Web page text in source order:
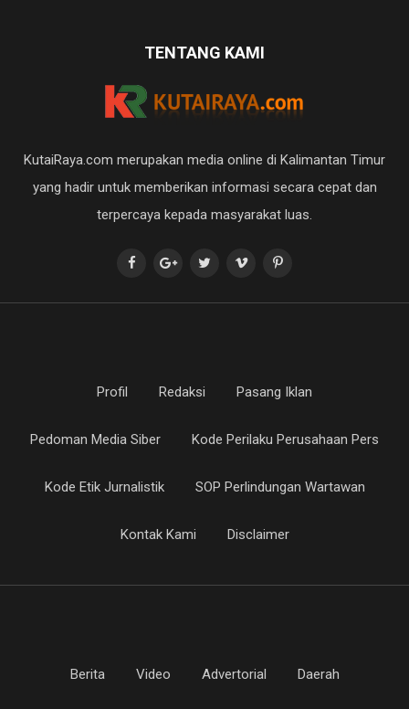
TENTANG KAMI
KutaiRaya.com merupakan media online di Kalimantan Timur
yang hadir untuk memberikan informasi secara cepat dan
terpercaya kepada masyarakat luas.
Profil Redaksi Pasang Iklan
Pedoman Media Siber Kode Perilaku Perusahaan Pers
Kode Etik Jurnalistik SOP Perlindungan Wartawan
Kontak Kami Disclaimer
Berita Video Advertorial Daerah